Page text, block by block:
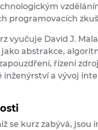
programovacích
vyučuje David J.
abstrakce,
řízení
inženýrství a vývoj
se kurz zabývá, jsou